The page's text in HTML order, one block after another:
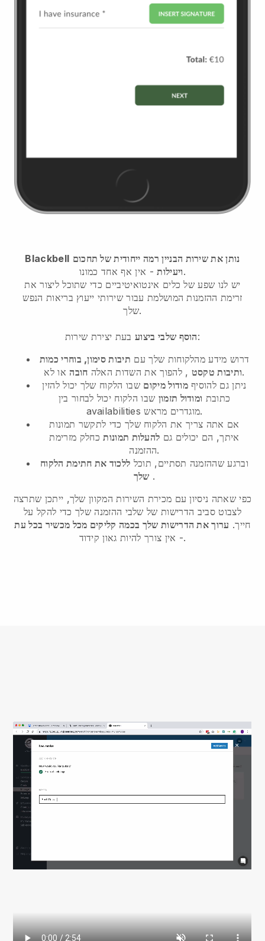
Blackbell נותן את שירות הבניין רמה ייחודית של תחכום
ויעילות- אין אף אחד כמונו.
יש לנו שפע של כלים אינטואיטיביים כדי שתוכל ליצור את
זרימת ההזמנות המושלמת עבור שירותי ייעוץ בריאות הנפש
שלך.
הוסף שלבי ביצועבעת יצירת שירות:
דרוש מידע מהלקוחות שלך עם תיבות סימון, בוחרי כמות
ותיבות טקסט , להפוך את השדות האלה חובה
או לא.
ניתן גם להוסיףמודול מיקום שבו הלקוח שלך יכול להזין
כתובת ומודול תזמון שבו הלקוח יכול לבחור בין
availabilities מוגדרים מראש.
אם אתה צריך את הלקוח שלך כדי לתקשר תמונות
איתך, הם יכולים גם להעלות תמונותכחלק מזרימת
ההזמנה.
וברגע שההזמנה תסתיים, תוכל ללכוד את חתימת הלקוח
שלך .
כפי שאתה ניסיון עם מכירת השירות המקוון שלך, ייתכן שתרצה
לצבוט סביב הדרישות של שלבי ההזמנה שלך כדי להקל על
חייך. ערוך את הדרישות שלך בכמה קליקים מכל מכשיר בכל עת
- אין צורך להיות גאון קידוד.